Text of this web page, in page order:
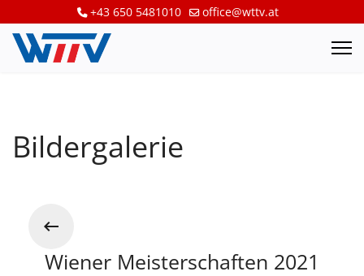
+43 650 5481010 office@wttv.at
Bildergalerie
Wiener Meisterschaften 2021